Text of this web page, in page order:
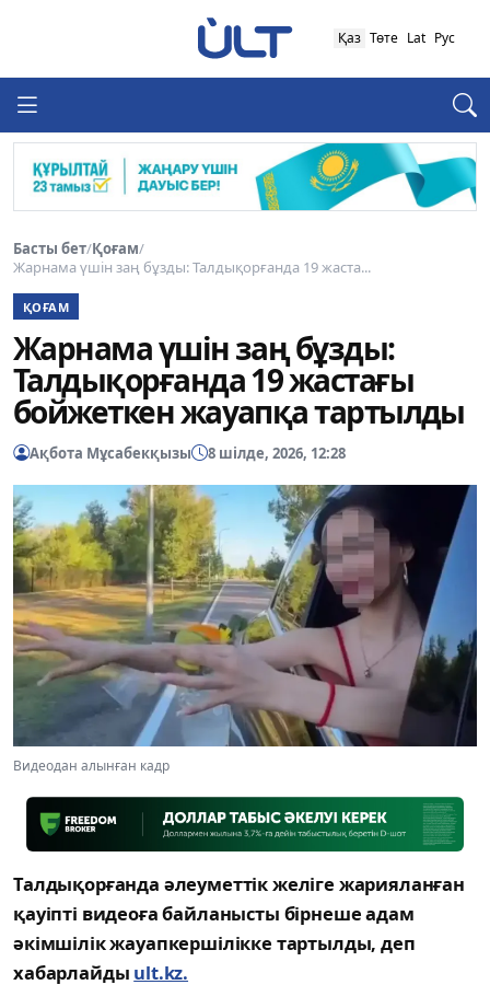
Қаз Төте Lat Рус
Басты бет/Қоғам/
Жарнама үшін заң бұзды: Талдықорғанда 19 жаста...
ҚОҒАМ
Жарнама үшін заң бұзды:
Талдықорғанда 19 жастағы
бойжеткен жауапқа тартылды
Ақбота Мұсабекқызы 8 шілде, 2026, 12:28
Видеодан алынған кадр
Талдықорғанда әлеуметтік желіге жарияланған
қауіпті видеоға байланысты бірнеше адам
әкімшілік жауапкершілікке тартылды, деп
хабарлайды ult.kz.